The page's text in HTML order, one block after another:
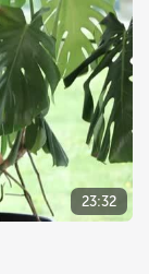
23:32